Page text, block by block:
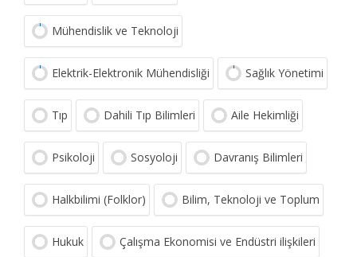
Mühendislik ve Teknoloji
Elektrik-Elektronik Mühendisliği Sağlık Yönetimi
Tıp Dahili Tıp Bilimleri Aile Hekimliği
Psikoloji Sosyoloji Davranış Bilimleri
Halkbilimi (Folklor) Bilim, Teknoloji ve Toplum
Hukuk Çalışma Ekonomisi ve Endüstri ilişkileri